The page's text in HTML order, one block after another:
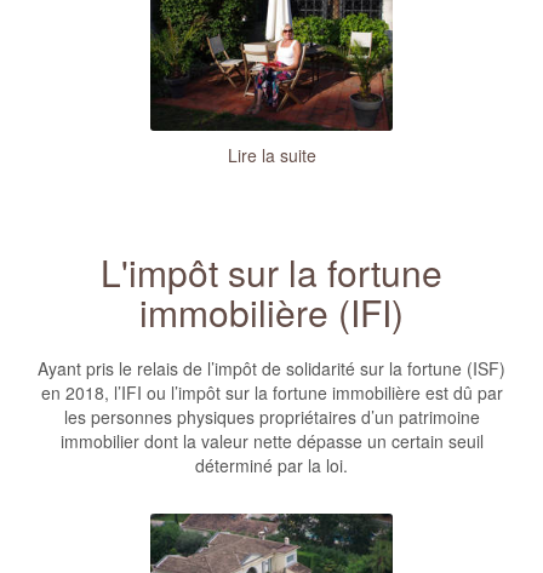
Lire la suite
L'impôt sur la fortune
immobilière (IFI)
Ayant pris le relais de l’impôt de solidarité sur la fortune (ISF)
en 2018, l’IFI ou l’impôt sur la fortune immobilière est dû par
les personnes physiques propriétaires d’un patrimoine
immobilier dont la valeur nette dépasse un certain seuil
déterminé par la loi.